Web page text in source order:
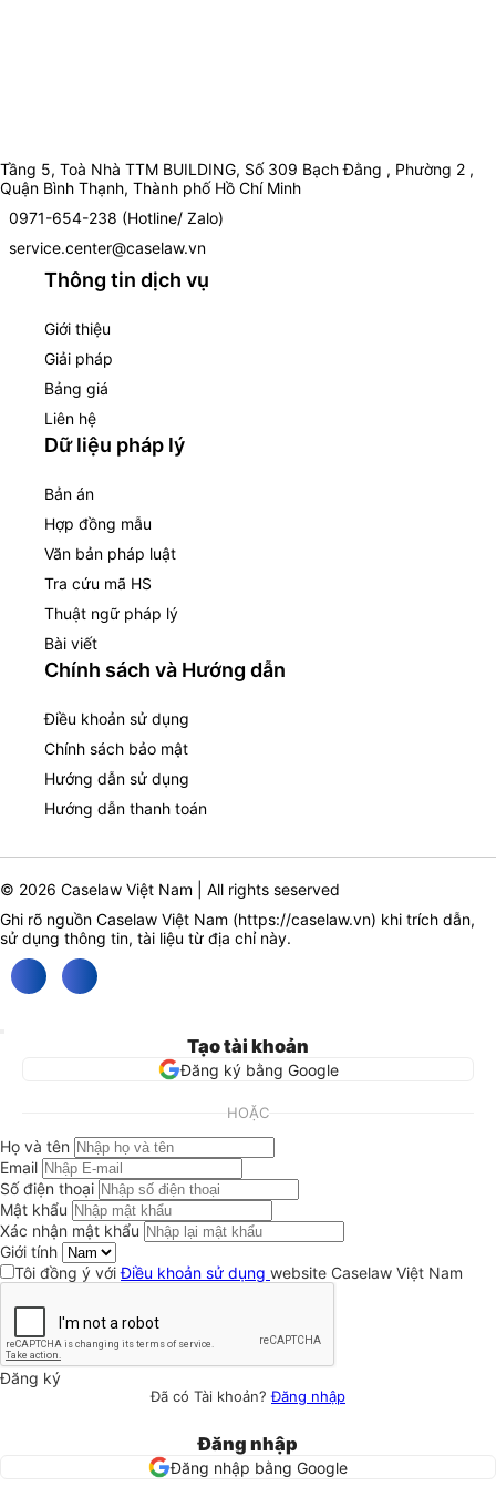
Tầng 5, Toà Nhà TTM BUILDING, Số 309 Bạch Đằng , Phường 2 ,
Quận Bình Thạnh, Thành phố Hồ Chí Minh
0971-654-238 (Hotline/ Zalo)
service.center@caselaw.vn
Thông tin dịch vụ
Giới thiệu
Giải pháp
Bảng giá
Liên hệ
Dữ liệu pháp lý
Bản án
Hợp đồng mẫu
Văn bản pháp luật
Tra cứu mã HS
Thuật ngữ pháp lý
Bài viết
Chính sách và Hướng dẫn
Điều khoản sử dụng
Chính sách bảo mật
Hướng dẫn sử dụng
Hướng dẫn thanh toán
© 2026 Caselaw Việt Nam | All rights seserved
Ghi rõ nguồn Caselaw Việt Nam (https://caselaw.vn) khi trích dẫn,
sử dụng thông tin, tài liệu từ địa chỉ này.
Tạo tài khoản
Đăng ký bằng Google
HOẶC
Họ và tên
Email
Số điện thoại
Mật khẩu
Xác nhận mật khẩu
Giới tính
Tôi đồng ý vớiĐiều khoản sử dụng website Caselaw Việt Nam
Đăng ký
Đã có Tài khoản?Đăng nhập
Đăng nhập
Đăng nhập bằng Google